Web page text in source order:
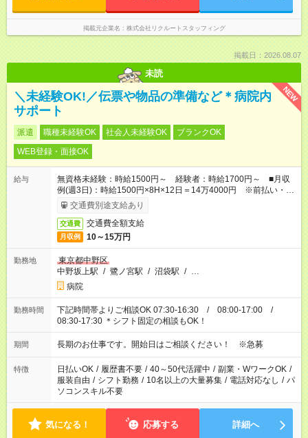
掲載元企業名 株式会社リクルートスタッフィング
掲載日：2026.08.07
未読
NEW
＼未経験OK!／伝票や物品の準備など＊病院内
サポート
派遣 職種未経験OK 社会人未経験OK
ブランクOK
WEB登録・面接OK
給与
無資格未経験：時給1500円～ 経験者：時給1700円～ ■月収
例(週3日)：時給1500円×8H×12日＝14万4000円 ※前払い・日
払い・週払いOK
交通費別途支給あり
交通費 交通費全額支給
月収例 10～15万円
勤務地
東京都中野区
中野坂上駅 / 鷺ノ宮駅 / 沼袋駅 / …
病院
勤務時間
下記時間帯よりご相談OK 07:30-16:30 / 08:00-17:00 /
08:30-17:30 ＊シフト固定の相談もOK！
期間 長期のお仕事です。開始日はご相談ください！ ※急募
特徴 日払いOK / 履歴書不要 / 40～50代活躍中 / 副業・WワークOK /
服装自由 / シフト勤務 / 10名以上の大量募集 / 電話対応なし / パ
ソコンスキル不要
気になる！ 応募する 詳細へ